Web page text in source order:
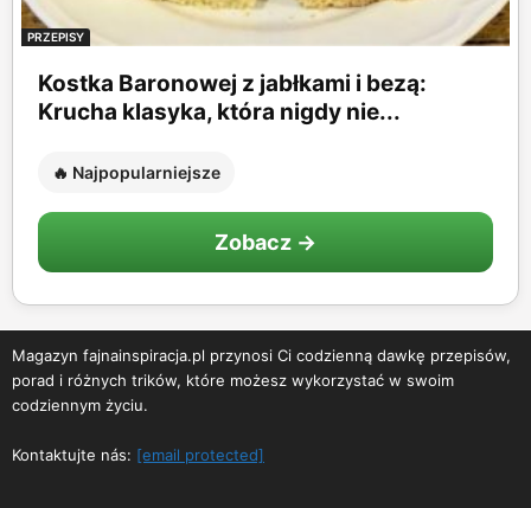
PRZEPISY
Kostka Baronowej z jabłkami i bezą:
Krucha klasyka, która nigdy nie...
🔥 Najpopularniejsze
Zobacz →
Magazyn fajnainspiracja.pl przynosi Ci codzienną dawkę przepisów,
porad i różnych trików, które możesz wykorzystać w swoim
codziennym życiu.
Kontaktujte nás: [email protected]